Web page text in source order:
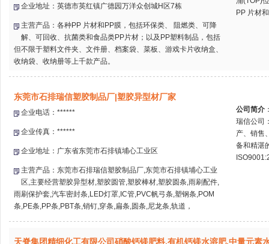
企业地址：英德市英红镇广德园万洋众创城H区7栋
主营产品：各种PP 片材和PP膜，包括环保类、 阻燃类、可降
解、可回收、抗菌类和食品类PP片材；以及PP塑料制品，包括
但不限于塑料文件夹、文件册、档案袋、菜板、游戏卡片收纳盒、
收纳袋、收纳册等上千款产品。
PP 片材
东莞市石排瑞信塑胶制品厂|塑胶异型材厂家
企业电话：******
企业传真：******
企业地址：广东省东莞市石排镇埔心工业区
主营产品：东莞市石排瑞信塑胶制品厂,东莞市石排镇埔心工业
区,主要经营塑胶异型材,塑胶圆管,塑胶棒材,塑胶圆条,雨刷配件,
雨刷保护套,汽车密封条,LED灯罩,IC管,PVC帆弓条,塑钢条,POM
条,PE条,PP条,PBT条,销钉,穿条,扁条,圆条,尼龙条,轨道，
公司简介
瑞信公司
产、销售
备和精湛
天脊集团精细化工有限公司硝酸钙镁肥料,有机钙镁水溶肥,中量元素